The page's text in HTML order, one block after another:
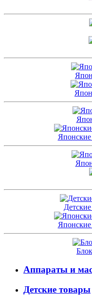
Аппараты и
Детские товары